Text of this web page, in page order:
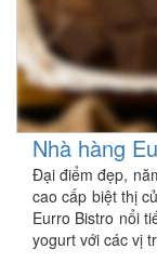
Nhà hàng
Đại điểm đẹp,
cao cấp biệt thị
Eurro Bistro nổi
yogurt với các vị